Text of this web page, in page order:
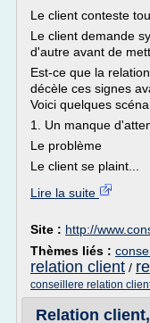
Le client conteste
Le client demande
d'autre avant de
Est-ce que la
décèle ces signes
Voici quelques
1. Un manque
Le problème
Le client se plaint...
Lire la suite
Site : http://
Thèmes liés :
relation client /
conseillere relation
Relation